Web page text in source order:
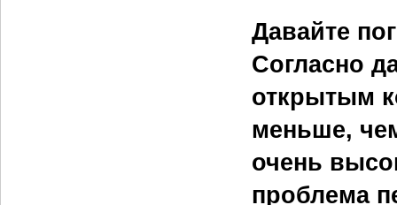
Давайте
Согласно
открытым
меньше,
очень
проблема